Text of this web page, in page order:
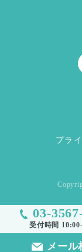
03-
受付時間
メール
プラ